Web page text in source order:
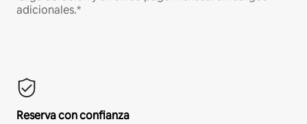
adicionales.*
Reserva con confianza